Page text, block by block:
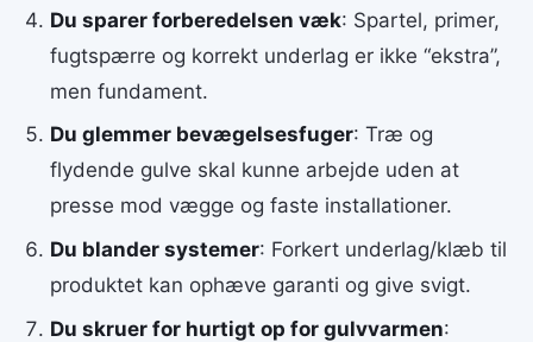
Du sparer forberedelsen væk: Spartel, primer,
fugtspærre og korrekt underlag er ikke “ekstra”,
men fundament.
Du glemmer bevægelsesfuger: Træ og
flydende gulve skal kunne arbejde uden at
presse mod vægge og faste installationer.
Du blander systemer: Forkert underlag/klæb til
produktet kan ophæve garanti og give svigt.
Du skruer for hurtigt op for gulvvarmen: